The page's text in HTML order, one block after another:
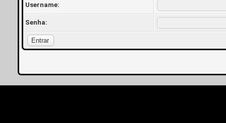
Username:
Senha: